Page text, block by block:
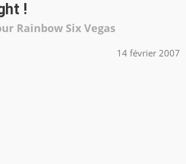
!
Rainbow Six Vegas
14 février 2007